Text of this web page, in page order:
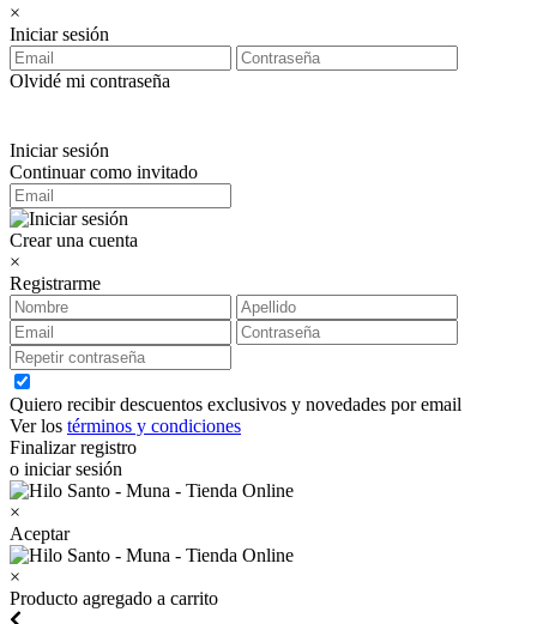
×
Iniciar sesión
Olvidé mi contraseña
Iniciar sesión
Continuar como invitado
Crear una cuenta
×
Registrarme
Quiero recibir descuentos exclusivos y novedades por email
Ver los términos y condiciones
Finalizar registro
o iniciar sesión
×
Aceptar
×
Producto agregado a carrito